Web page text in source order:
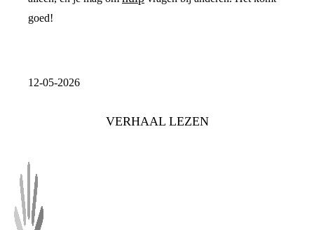
goed!
12-05-2026
VERHAAL LEZEN